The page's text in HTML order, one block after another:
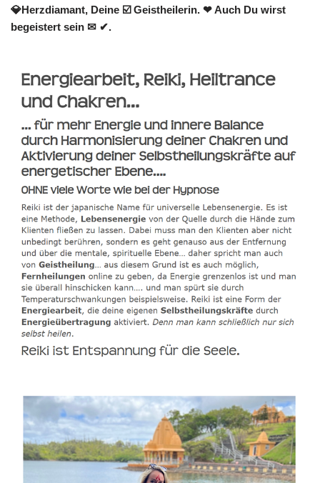
💎Herzdiamant, Deine ☑️ Geistheilerin. ❤ Auch Du wirst
begeistert sein ✉ ✔.